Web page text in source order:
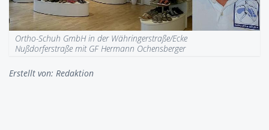
Ortho-Schuh GmbH in der Währingerstraße/Ecke
Nußdorferstraße mit GF Hermann Ochensberger
Erstellt von: Redaktion